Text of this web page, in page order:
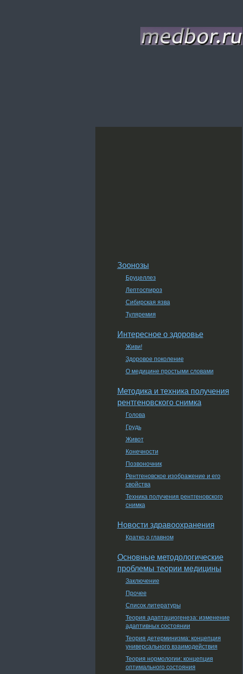
Зоонозы
Бруцеллез
Лептоспироз
Сибирская язва
Туляремия
Интересное о здоровье
Живи!
Здоровое поколение
О медицине простыми словами
Методика и техника получения
рентгеновского снимка
Голова
Грудь
Живот
Конечности
Позвоночник
Рентгеновское изображение и его
свойства
Техника получения рентгеновского
снимка
Новости здравоохранения
Кратко о главном
Основные методологические
проблемы теории медицины
Заключение
Прочее
Список литературы
Теория адаптациогенеза: изменение
адаптивных состоянии
Теория детерминизма: концепция
универсального взаимодействия
Теория нормологии: концепция
оптимального состояния